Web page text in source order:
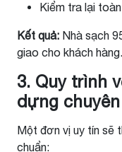
Kiểm tra lại
Kết quả: Nhà sạch
giao cho khách hàng.
3. Quy trình
dựng
Một đơn vị uy tín sẽ
chuẩn: